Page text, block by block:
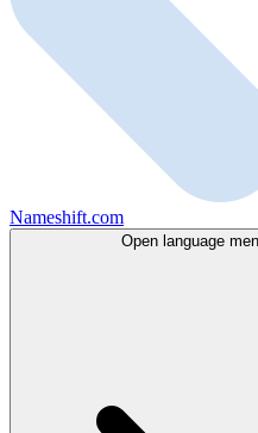
Nameshift.com
Open language